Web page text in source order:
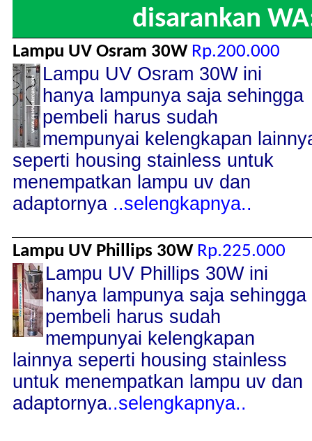
disarankan
Lampu UV Osram 30W Rp.200.000
Lampu UV Osram 30W ini
hanya lampunya saja sehingga
pembeli harus sudah
mempunyai kelengkapan
seperti housing stainless untuk
menempatkan lampu uv dan
adaptornya ..selengkapnya..
Lampu UV Phillips 30W Rp.225.000
Lampu UV Phillips 30W ini
hanya lampunya saja sehingga
pembeli harus sudah
mempunyai kelengkapan
lainnya seperti housing stainless
untuk menempatkan lampu uv dan
adaptornya..selengkapnya..